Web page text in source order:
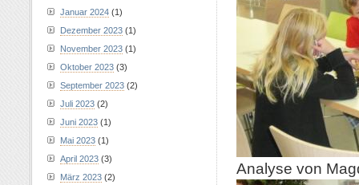
Analyse von
Januar 2024 (1)
Dezember 2023 (1)
November 2023 (1)
Oktober 2023 (3)
September 2023 (2)
Juli 2023 (2)
Juni 2023 (1)
Mai 2023 (1)
April 2023 (3)
März 2023 (2)